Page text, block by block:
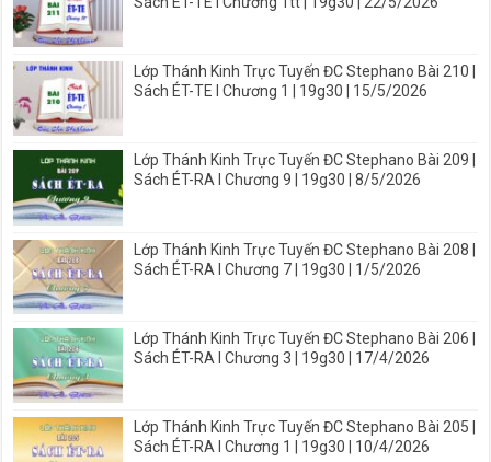
Lớp Thánh Kinh Trực Tuyến ĐC Stephano Bài 210 |
Sách ÉT-TE I Chương 1 | 19g30 | 15/5/2026
Lớp Thánh Kinh Trực Tuyến ĐC Stephano Bài 209 |
Sách ÉT-RA I Chương 9 | 19g30 | 8/5/2026
Lớp Thánh Kinh Trực Tuyến ĐC Stephano Bài 208 |
Sách ÉT-RA I Chương 7 | 19g30 | 1/5/2026
Lớp Thánh Kinh Trực Tuyến ĐC Stephano Bài 206 |
Sách ÉT-RA I Chương 3 | 19g30 | 17/4/2026
Lớp Thánh Kinh Trực Tuyến ĐC Stephano Bài 205 |
Sách ÉT-RA I Chương 1 | 19g30 | 10/4/2026